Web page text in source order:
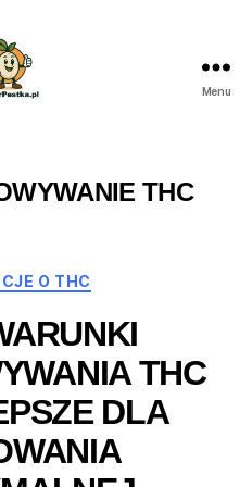
Menu
THC
Kategorie
O THC
THC
DLA